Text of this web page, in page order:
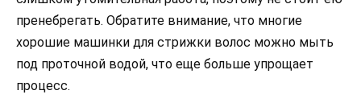
пренебрегать. Обратите внимание, что многие
хорошие машинки для стрижки волос можно мыть
под проточной водой, что еще больше упрощает
процесс.